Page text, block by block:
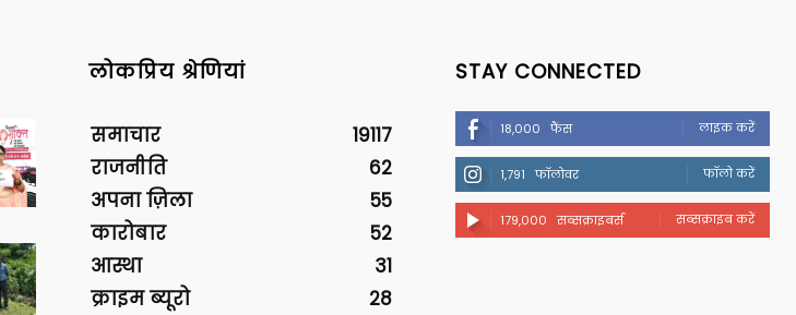
लोकप्रिय श्रेणियां
समाचार
19117
राजनीति
62
अपना ज़िला
55
कारोबार
52
आस्था
31
क्राइम ब्यूरो
28
STAY CONNECTED
18,000 फैंस लाइक करें
1,791 फॉलोवर फॉलो करें
179,000 सब्सक्राइबर्स सब्सक्राइब करें